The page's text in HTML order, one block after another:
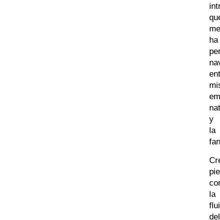
me
ha
y
la
la
del